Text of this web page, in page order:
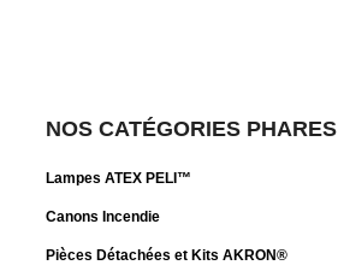
NOS CATÉGORIES PHARES
Lampes ATEX PELI™
Canons Incendie
Pièces Détachées et Kits AKRON®